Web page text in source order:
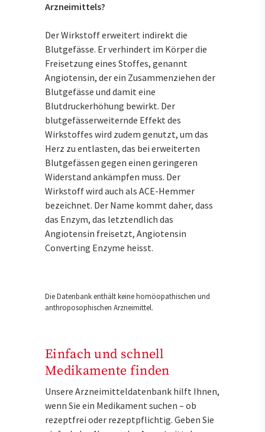
Arzneimittels?
Der Wirkstoff erweitert indirekt die
Blutgefässe. Er verhindert im Körper die
Freisetzung eines Stoffes, genannt
Angiotensin, der ein Zusammenziehen der
Blutgefässe und damit eine
Blutdruckerhöhung bewirkt. Der
blutgefässerweiternde Effekt des
Wirkstoffes wird zudem genutzt, um das
Herz zu entlasten, das bei erweiterten
Blutgefässen gegen einen geringeren
Widerstand ankämpfen muss. Der
Wirkstoff wird auch als ACE-Hemmer
bezeichnet. Der Name kommt daher, dass
das Enzym, das letztendlich das
Angiotensin freisetzt, Angiotensin
Converting Enzyme heisst.
Die Datenbank enthält keine homöopathischen und
anthroposophischen Arzneimittel.
Einfach und schnell
Medikamente finden
Unsere Arzneimitteldatenbank hilft Ihnen,
wenn Sie ein Medikament suchen – ob
rezeptfrei oder rezeptpflichtig. Geben Sie